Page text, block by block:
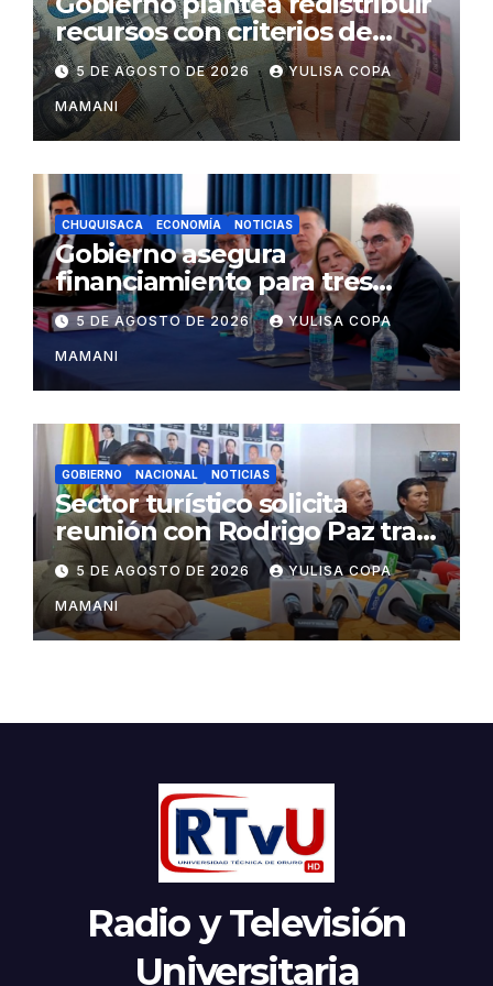
recursos con criterios de
eficiencia y esfuerzo fiscal
5 DE AGOSTO DE 2026 YULISA COPA
MAMANI
CHUQUISACA ECONOMÍA NOTICIAS
Gobierno asegura
financiamiento para tres
proyectos estratégicos de
Chuquisaca
5 DE AGOSTO DE 2026 YULISA COPA
MAMANI
GOBIERNO NACIONAL NOTICIAS
Sector turístico solicita
reunión con Rodrigo Paz tras
cambios en la administración
del turismo
5 DE AGOSTO DE 2026 YULISA COPA
MAMANI
Radio y Televisión
Universitaria